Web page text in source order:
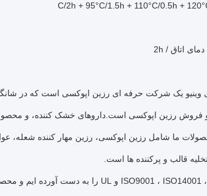
و فروش رزین اپوکسی است.داروهای خشک کننده، و
ما شامل رزین اپوکسی، رزین مهار کننده شعله،
قالب و پرکننده ها است.